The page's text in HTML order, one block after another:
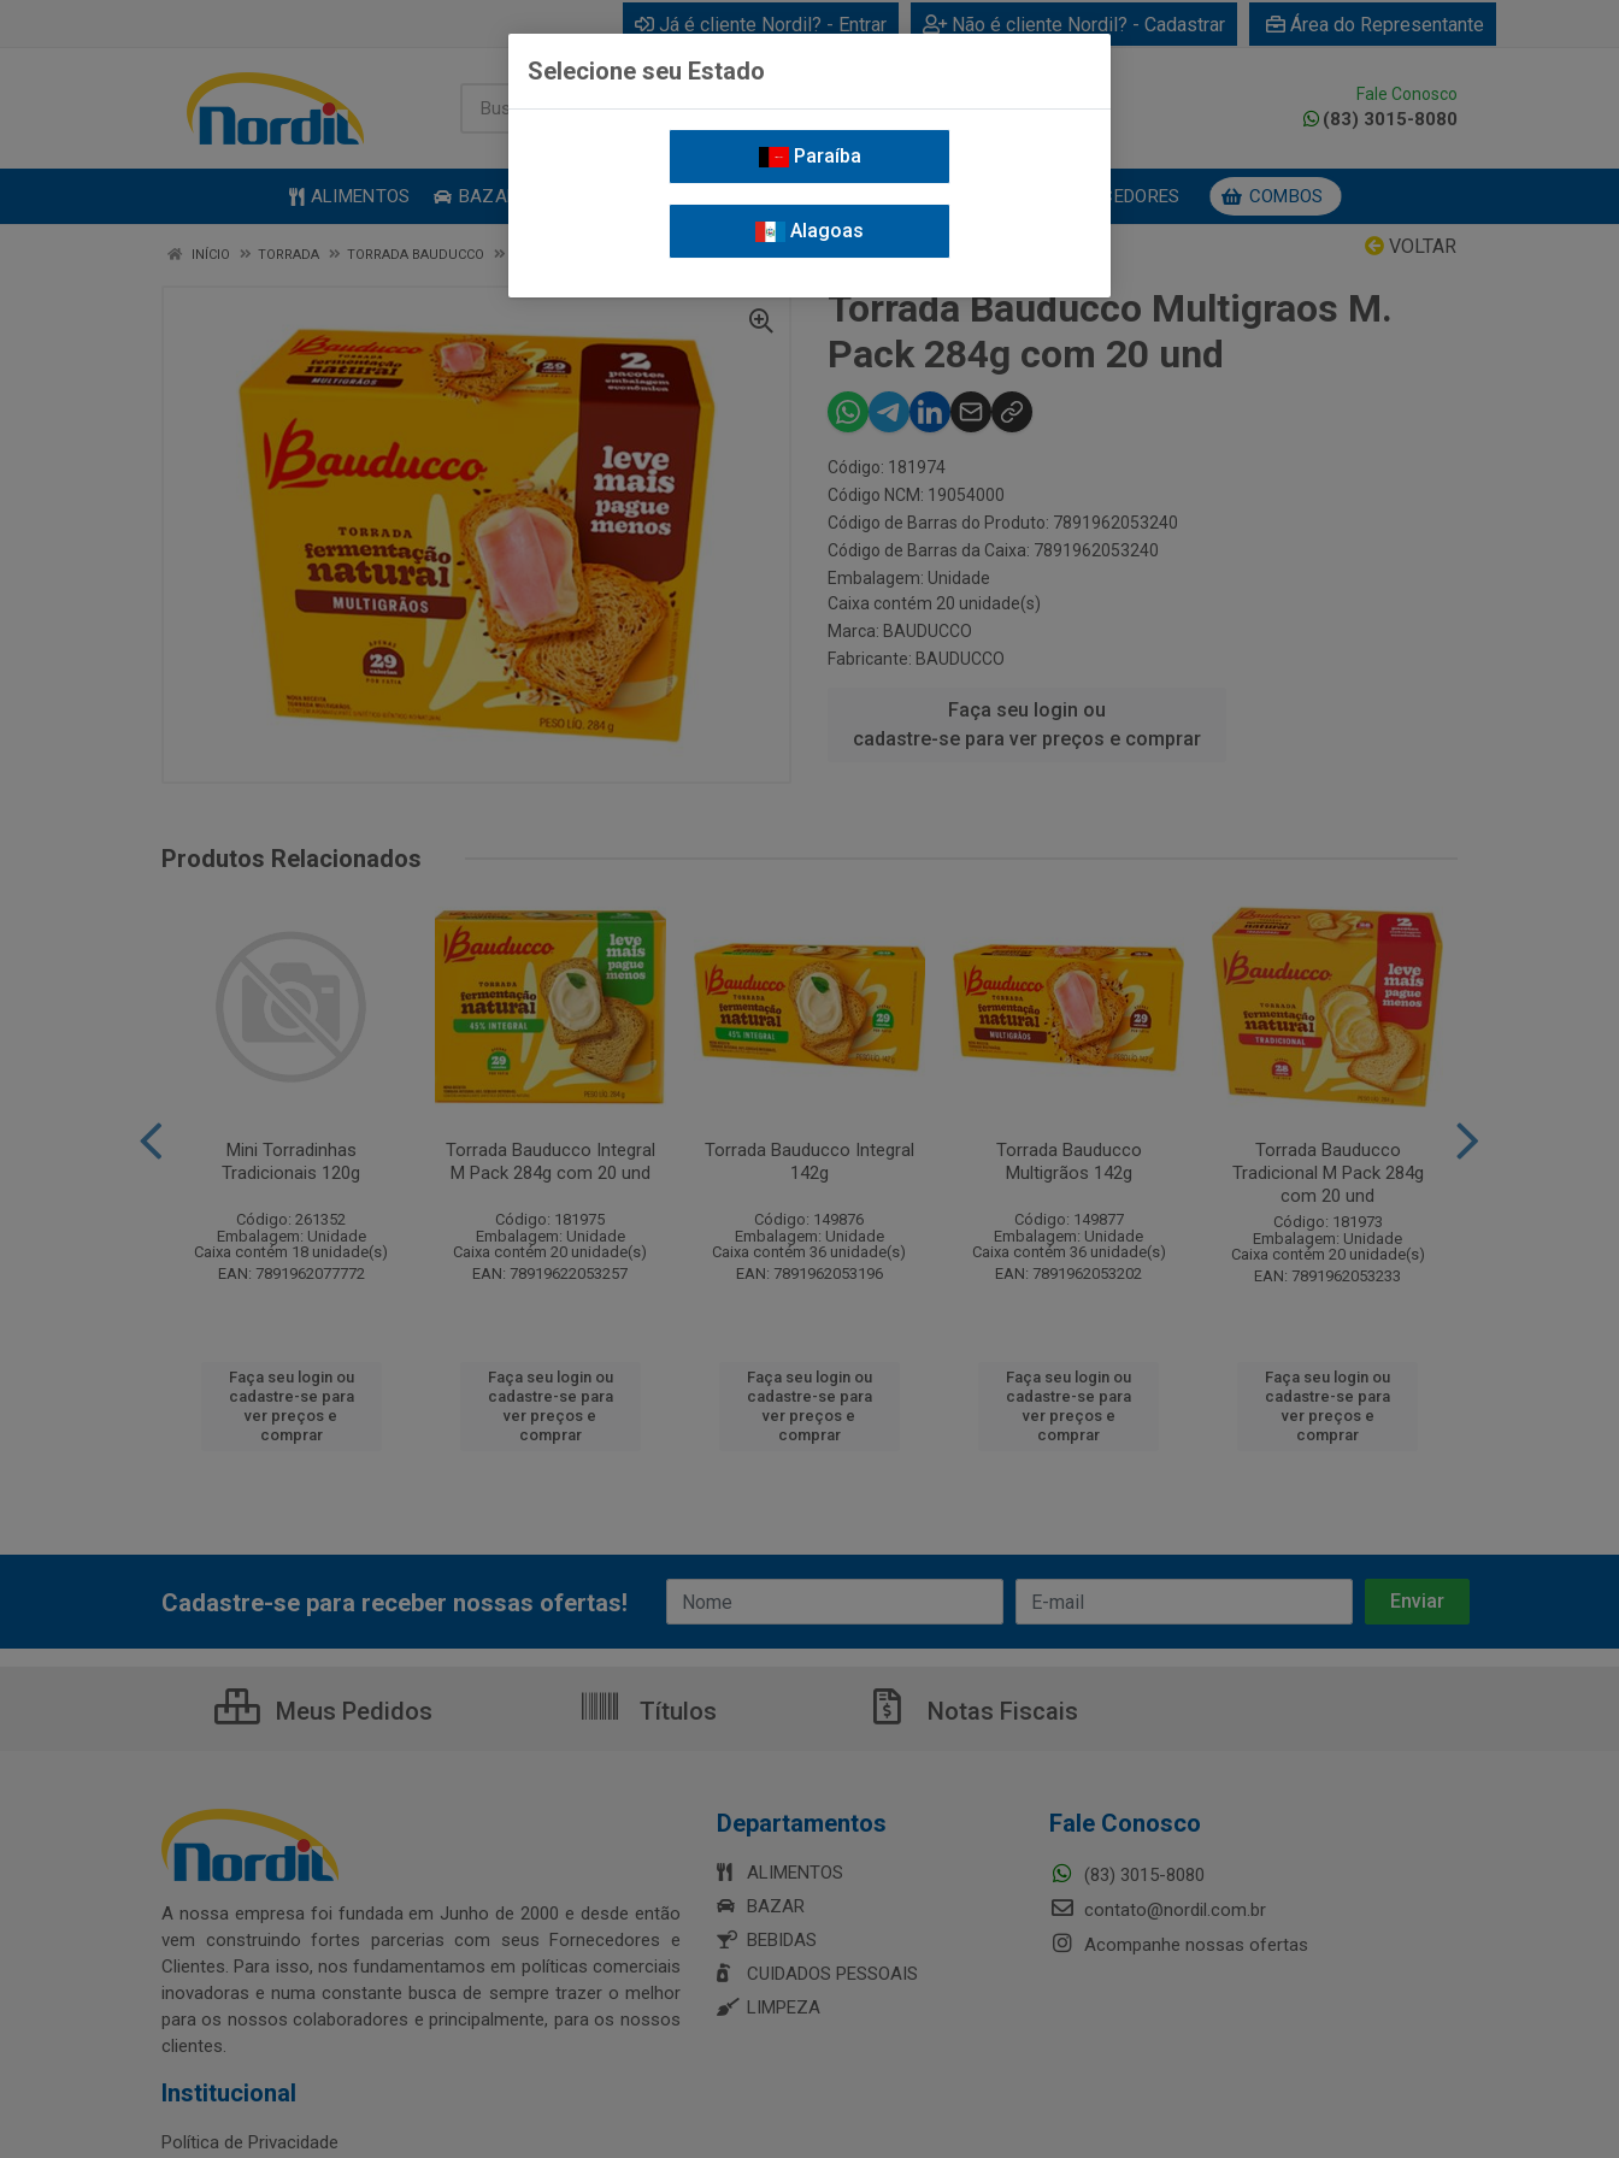
Já é cliente Nordil? - Entrar Não é cliente Nordil? - Cadastrar Área do Representante
Fale Conosco
(83) 3015-8080
ALIMENTOS BAZAR FORNECEDORES COMBOS
VOLTAR
INÍCIO TORRADA TORRADA BAUDUCCO TORRADA BAUDUCCO MULTIGRAOS M. PACK 284G COM 20 UND
Torrada Bauducco Multigraos M.
Pack 284g com 20 und
Código: 181974
Código NCM: 19054000
Código de Barras do Produto: 7891962053240
Código de Barras da Caixa: 7891962053240
Embalagem: Unidade
Caixa contém 20 unidade(s)
Marca: BAUDUCCO
Fabricante: BAUDUCCO
Faça seu login ou
cadastre-se para ver preços e comprar
Produtos Relacionados
Mini Torradinhas
Tradicionais 120g
Código: 261352
Embalagem: Unidade
Caixa contém 18 unidade(s)
EAN: 7891962077772
Faça seu login ou
cadastre-se para
ver preços e
comprar
Torrada Bauducco Integral
M Pack 284g com 20 und
Código: 181975
Embalagem: Unidade
Caixa contém 20 unidade(s)
EAN: 78919622053257
Faça seu login ou
cadastre-se para
ver preços e
comprar
Torrada Bauducco Integral
142g
Código: 149876
Embalagem: Unidade
Caixa contém 36 unidade(s)
EAN: 7891962053196
Faça seu login ou
cadastre-se para
ver preços e
comprar
Torrada Bauducco
Multigrãos 142g
Código: 149877
Embalagem: Unidade
Caixa contém 36 unidade(s)
EAN: 7891962053202
Faça seu login ou
cadastre-se para
ver preços e
comprar
Torrada Bauducco
Tradicional M Pack 284g
com 20 und
Código: 181973
Embalagem: Unidade
Caixa contém 20 unidade(s)
EAN: 7891962053233
Faça seu login ou
cadastre-se para
ver preços e
comprar
Cadastre-se para receber nossas ofertas!
Meus Pedidos Títulos Notas Fiscais
A nossa empresa foi fundada em Junho de 2000 e desde então
vem construindo fortes parcerias com seus Fornecedores e
Clientes. Para isso, nos fundamentamos em políticas comerciais
inovadoras e numa constante busca de sempre trazer o melhor
para os nossos colaboradores e principalmente, para os nossos
clientes.
Institucional
Política de Privacidade
Departamentos
ALIMENTOS
BAZAR
BEBIDAS
CUIDADOS PESSOAIS
LIMPEZA
Fale Conosco
(83) 3015-8080
contato@nordil.com.br
Acompanhe nossas ofertas
Selecione seu Estado
Paraíba
Alagoas